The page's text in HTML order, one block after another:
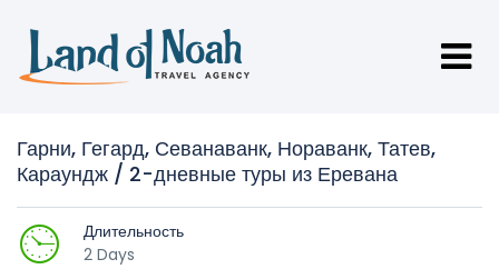
Гарни, Гегард, Севанаванк, Нораванк, Татев,
Караундж / 2-дневные туры из Еревана
Длительность
2 Days